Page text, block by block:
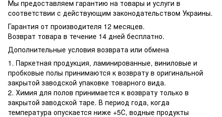
Мы предоставляем гарантию на товары и услуги в
соответствии с действующим законодательством Украины.
Гарантия от производителя 12 месяцев.
Возврат товара в течение 14 дней бесплатно.
Дополнительные условия возврата или обмена
1. Паркетная продукция, ламинированные, виниловые и
пробковые полы принимаются к возврату в оригинальной
закрытой заводской упаковке товарного вида.
2. Химия для полов принимается к возврату только в
закрытой заводской таре. В период года, когда
температура опускается ниже +5С, водные продукты